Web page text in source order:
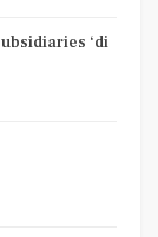
‘di